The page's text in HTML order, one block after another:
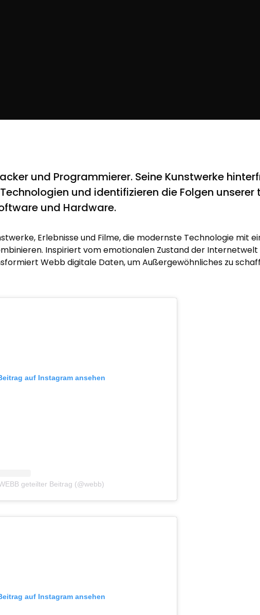
und Programmierer. Seine Kunstwerke
und identifizieren die Folgen unserer
und Hardware.
Erlebnisse und Filme, die modernste Technologie mit
Inspiriert vom emotionalen Zustand der
Webb digitale Daten, um Außergewöhnliches zu
auf Instagram ansehen
geteilter Beitrag (@webb)
auf Instagram ansehen